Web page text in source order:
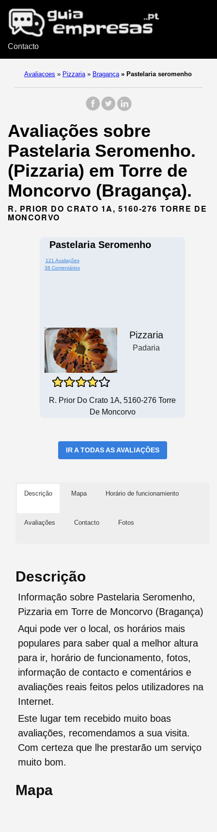
Contacto
Avaliaçoes » Pizzaria » Bragança » Pastelaria seromenho
Avaliações sobre
Pastelaria Seromenho.
(Pizzaria) em Torre de
Moncorvo (Bragança).
R. PRIOR DO CRATO 1A, 5160-276 TORRE DE
MONCORVO
Pastelaria Seromenho
121 Avaliações
38 Comentários
Pizzaria
Padaria
R. Prior Do Crato 1A, 5160-276 Torre
De Moncorvo
IR A TODAS AS AVALIAÇÕES
Descrição Mapa Horário de funcionamiento
Avaliações Contacto Fotos
Descrição
Informação sobre Pastelaria Seromenho,
Pizzaria em Torre de Moncorvo (Bragança)
Aqui pode ver o local, os horários mais
populares para saber qual a melhor altura
para ir, horário de funcionamento, fotos,
informação de contacto e comentários e
avaliações reais feitos pelos utilizadores na
Internet.
Este lugar tem recebido muito boas
avaliações, recomendamos a sua visita.
Com certeza que lhe prestarão um serviço
muito bom.
Mapa